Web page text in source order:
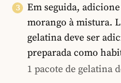
Em seguida,
morango à mistura.
gelatina deve ser
preparada como
1 pacote de gelatina